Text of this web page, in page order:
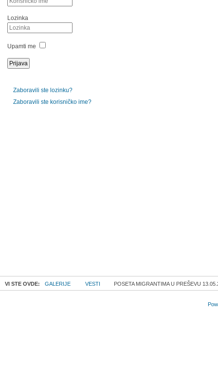
Lozinka
Upamti me
Zaboravili ste lozinku?
Zaboravili ste korisničko ime?
VI STE OVDE: GALERIJE VESTI POSETA MIGRANTIMA U PREŠEVU